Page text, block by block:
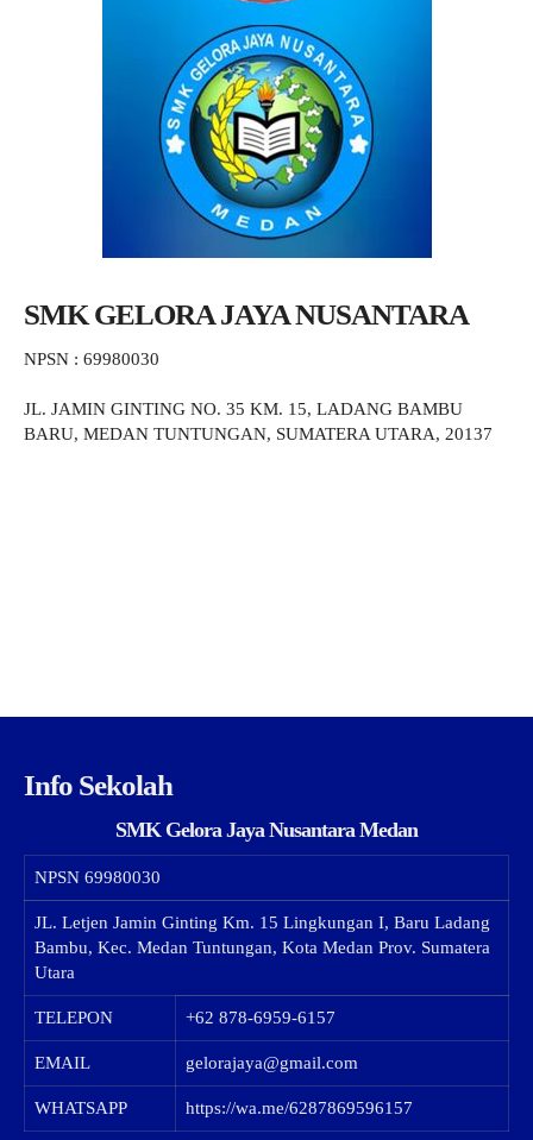
SMK GELORA JAYA NUSANTARA
NPSN : 69980030
JL. JAMIN GINTING NO. 35 KM. 15, LADANG BAMBU
BARU, MEDAN TUNTUNGAN, SUMATERA UTARA, 20137
Info Sekolah
SMK Gelora Jaya Nusantara Medan
NPSN 69980030
JL. Letjen Jamin Ginting Km. 15 Lingkungan I, Baru Ladang
Bambu, Kec. Medan Tuntungan, Kota Medan Prov. Sumatera
Utara
TELEPON +62 878-6959-6157
EMAIL gelorajaya@gmail.com
WHATSAPP https://wa.me/6287869596157